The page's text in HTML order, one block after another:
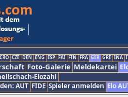
CRO CZE DEN ENG ESP FAI FIN FRA GER GRE INA
Foto-Galerie Meldekartei
Elozahl
AUT FIDE Spieler anmelden Elo